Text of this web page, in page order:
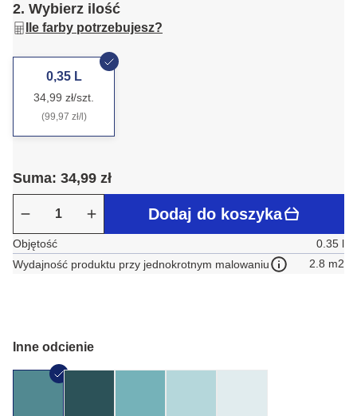
2. Wybierz ilość
Ile farby potrzebujesz?
0,35 L
34,99 zł/szt.
(99,97 zł/l)
Suma: 34,99 zł
Dodaj do koszyka
Objętość
0.35 l
Wydajność produktu przy jednokrotnym malowaniu
2.8 m2
Inne odcienie